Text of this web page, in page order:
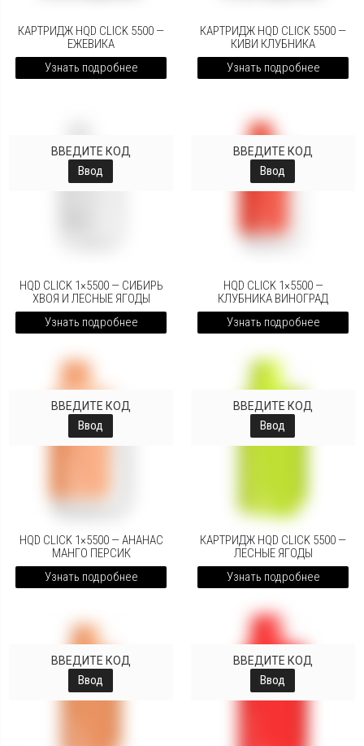
КАРТРИДЖ HQD CLICK 5500 —
ЕЖЕВИКА
Узнать подробнее
КАРТРИДЖ HQD CLICK 5500 —
КИВИ КЛУБНИКА
Узнать подробнее
ВВЕДИТЕ КОД
Ввод
HQD CLICK 1×5500 — СИБИРЬ
ХВОЯ И ЛЕСНЫЕ ЯГОДЫ
Узнать подробнее
ВВЕДИТЕ КОД
Ввод
HQD CLICK 1×5500 —
КЛУБНИКА ВИНОГРАД
Узнать подробнее
ВВЕДИТЕ КОД
Ввод
HQD CLICK 1×5500 — АНАНАС
МАНГО ПЕРСИК
Узнать подробнее
ВВЕДИТЕ КОД
Ввод
КАРТРИДЖ HQD CLICK 5500 —
ЛЕСНЫЕ ЯГОДЫ
Узнать подробнее
ВВЕДИТЕ КОД
Ввод
ВВЕДИТЕ КОД
Ввод